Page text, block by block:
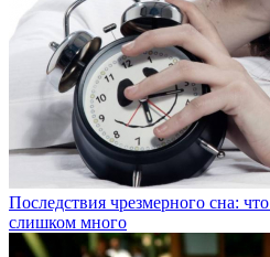
Последствия чрезмерного сна:
слишком много